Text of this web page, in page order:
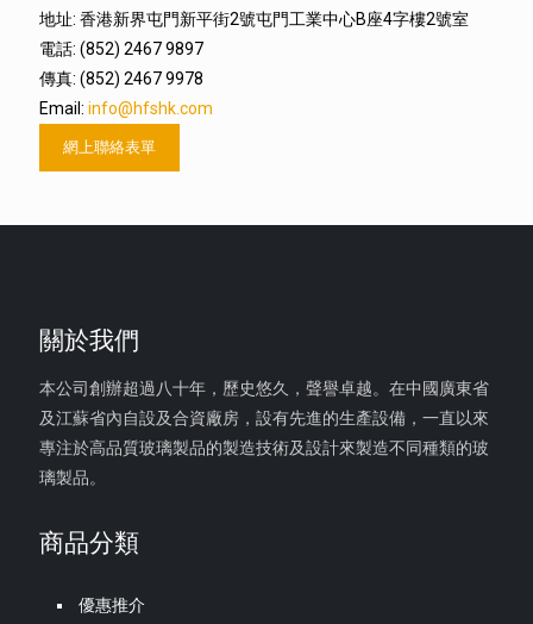
地址: 香港新界屯門新平街2號屯門工業中心B座4字樓2號室
電話: (852) 2467 9897
傳真: (852) 2467 9978
Email: info@hfshk.com
網上聯絡表單
關於我們
本公司創辦超過八十年，歷史悠久，聲譽卓越。在中國廣東省
及江蘇省內自設及合資廠房，設有先進的生產設備，一直以來
專注於高品質玻璃製品的製造技術及設計來製造不同種類的玻
璃製品。
商品分類
優惠推介